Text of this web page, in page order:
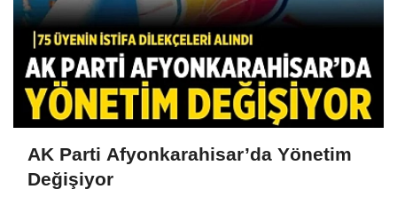
AK Parti Afyonkarahisar’da Yönetim
Değişiyor